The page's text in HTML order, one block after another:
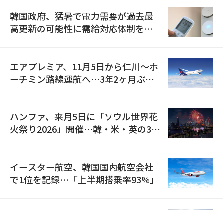
韓国政府、猛暑で電力需要が過去最
高更新の可能性に需給対応体制を点
エアプレミア、11月5日から仁川〜ホ
ーチミン路線運航へ…3年2ヶ月ぶり
ハンファ、来月5日に「ソウル世界花
火祭り2026」開催…韓・米・英の3カ
イースター航空、韓国国内航空会社
で1位を記録…「上半期搭乗率93%」